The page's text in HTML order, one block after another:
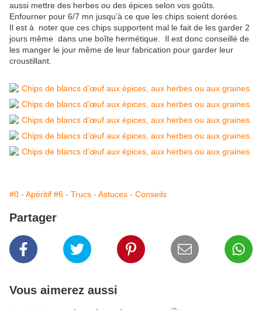
aussi mettre des herbes ou des épices selon vos goûts.
Enfourner pour 6/7 mn jusqu’à ce que les chips soient dorées.
Il est à noter que ces chips supportent mal le fait de les garder 2
jours même dans une boîte hermétique. Il est donc conseillé de
les manger le jour même de leur fabrication pour garder leur
croustillant.
#0 - Apéritif #6 - Trucs - Astuces - Conseils
Partager
Vous aimerez aussi